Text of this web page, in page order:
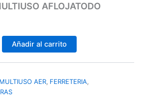
AFLOJATODO
Añadir al carrito
AER, FERRETERIA,